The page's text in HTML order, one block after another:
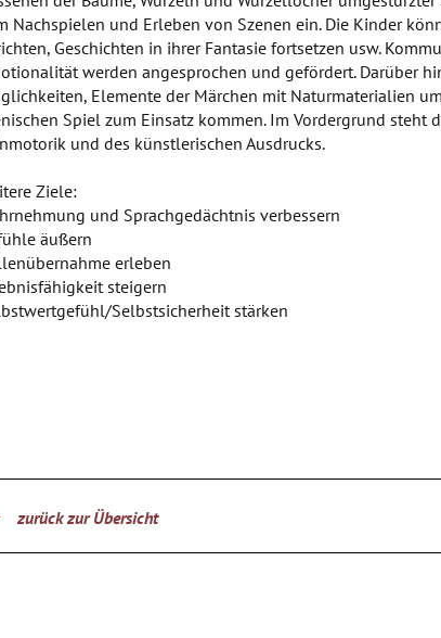
Nachspielen und Erleben von Szenen ein. Die Kinder
Geschichten in ihrer Fantasie fortsetzen usw.
werden angesprochen und gefördert. Darüber
Elemente der Märchen mit Naturmaterialien
Spiel zum Einsatz kommen. Im Vordergrund steht
und des künstlerischen Ausdrucks.
Ziele:
und Sprachgedächtnis verbessern
äußern
erleben
steigern
Selbstsicherheit stärken
zurück zur Übersicht